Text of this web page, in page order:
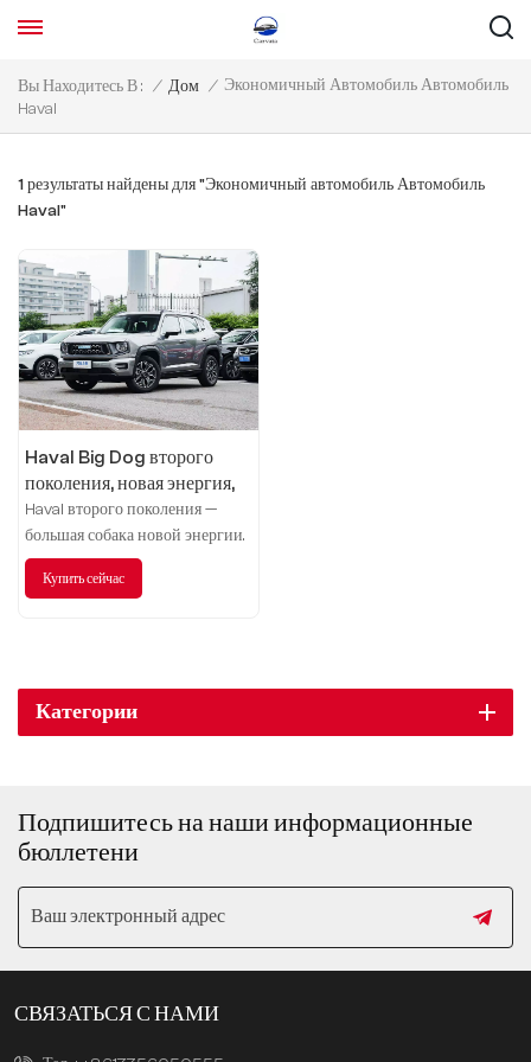
Вы Находитесь В : / Дом / Экономичный Автомобиль Автомобиль
Haval
1 результаты найдены для "Экономичный автомобиль Автомобиль
Haval"
Haval Big Dog второго
поколения, новая энергия,
2023 DHT-PHEV, 105-
километровая приливная
электрическая версия
Haval второго поколения —
большая собака новой энергии.
Купить сейчас
Категории
Подпишитесь на наши информационные
бюллетени
СВЯЗАТЬСЯ С НАМИ